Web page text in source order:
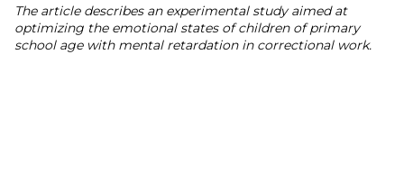
The article describes an experimental study aimed at
optimizing the emotional states of children of primary
school age with mental retardation in correctional work.